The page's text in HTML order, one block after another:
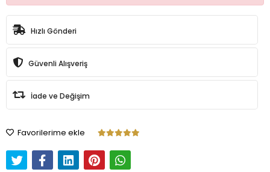
Hızlı Gönderi
Güvenli Alışveriş
İade ve Değişim
Favorilerime ekle